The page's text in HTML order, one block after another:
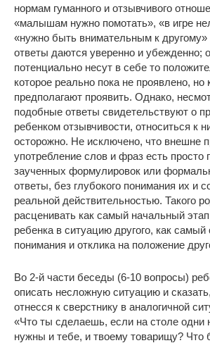
нормам гуманного и отзывчивого
«малышам нужно помотать», «в игре
«нужно быть внимательным к
ответы даются уверенно и убежденно;
потенциально несут в себе то
которое реально пока не проявлено, но
предполагают проявить. Однако,
подобные ответы свидетельствуют о
ребенком отзывчивости, относиться к
осторожно. Не исключено, что внешне
употребление слов и фраз есть просто
заученных формулировок или
ответы, без глубокого понимания их и
реальной действительностью. Такого
расценивать как самый начальный
ребенка в ситуацию другого, как
понимания и отклика на положение
Во 2-й части беседы (6-10 вопросы)
описать несложную ситуацию и
отнесся к сверстнику в аналогичной
«Что ты сделаешь, если на столе одни
нужны и тебе, и твоему товарищу? Что